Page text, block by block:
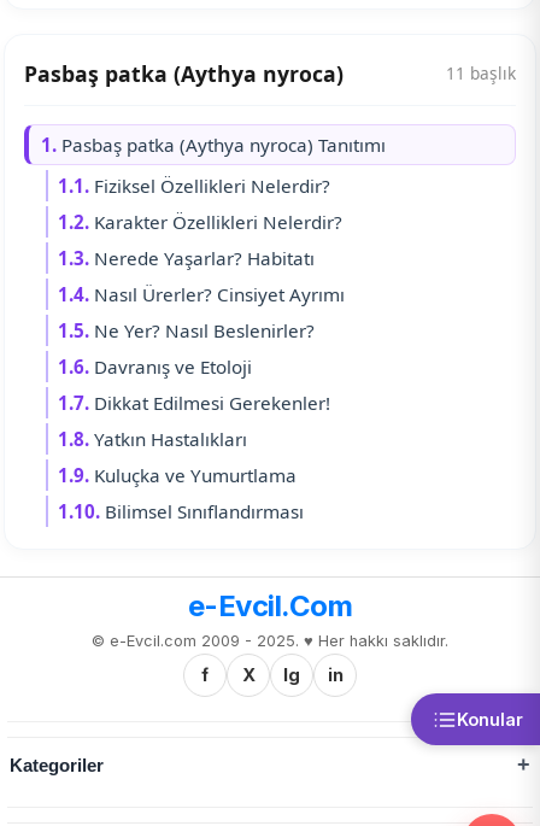
Pasbaş patka (Aythya nyroca) 11 başlık
1. Pasbaş patka (Aythya nyroca) Tanıtımı
1.1. Fiziksel Özellikleri Nelerdir?
1.2. Karakter Özellikleri Nelerdir?
1.3. Nerede Yaşarlar? Habitatı
1.4. Nasıl Ürerler? Cinsiyet Ayrımı
1.5. Ne Yer? Nasıl Beslenirler?
1.6. Davranış ve Etoloji
1.7. Dikkat Edilmesi Gerekenler!
1.8. Yatkın Hastalıkları
1.9. Kuluçka ve Yumurtlama
1.10. Bilimsel Sınıflandırması
Konular
e-Evcil.Com
© e-Evcil.com 2009 - 2025. ♥️ Her hakkı saklıdır.
f X Ig in
Kategoriler